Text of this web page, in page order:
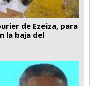
de Ezeiza, para
la baja del